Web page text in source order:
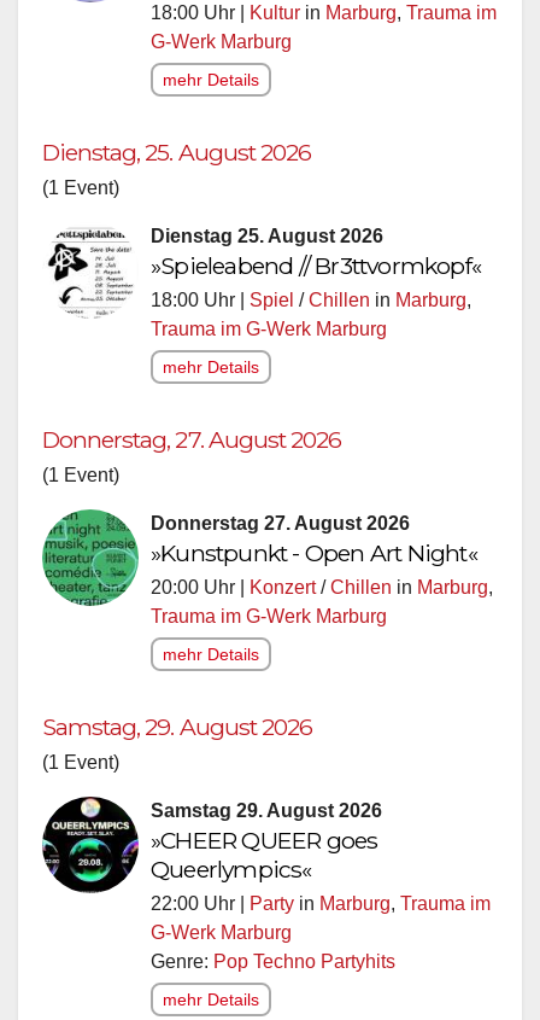
18:00 Uhr | Kultur in Marburg, Trauma im
G-Werk Marburg
mehr Details
Dienstag, 25. August 2026
(1 Event)
Dienstag 25. August 2026
»Spieleabend // Br3ttvormkopf«
18:00 Uhr | Spiel /Chillen in Marburg,
Trauma im G-Werk Marburg
mehr Details
Donnerstag, 27. August 2026
(1 Event)
Donnerstag 27. August 2026
»Kunstpunkt - Open Art Night«
20:00 Uhr | Konzert/Chillen in Marburg,
Trauma im G-Werk Marburg
mehr Details
Samstag, 29. August 2026
(1 Event)
Samstag 29. August 2026
»CHEER QUEER goes
Queerlympics«
22:00 Uhr | Party in Marburg, Trauma im
G-Werk Marburg
Genre: Pop Techno Partyhits
mehr Details